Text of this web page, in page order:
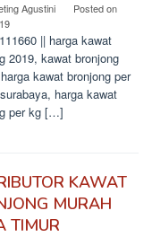
Agustini
Posted on
|| harga kawat
2019, kawat bronjong
kawat bronjong per
harga kawat
per kg […]
KAWAT
MURAH
TIMUR